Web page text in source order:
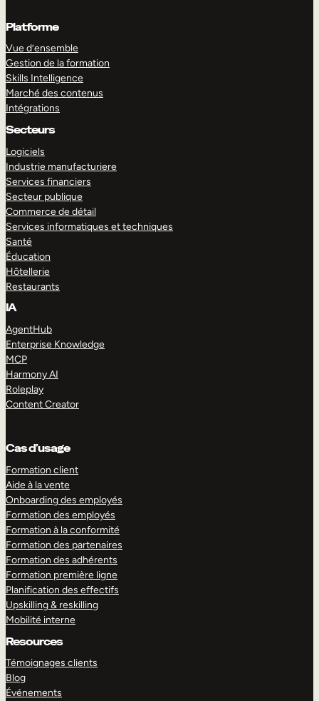
Platforme
Vue d’ensemble
Gestion de la formation
Skills Intelligence
Marché des contenus
Intégrations
Secteurs
Logiciels
Industrie manufacturiere
Services financiers
Secteur publique
Commerce de détail
Services informatiques et techniques
Santé
Éducation
Hôtellerie
Restaurants
IA
AgentHub
Enterprise Knowledge
MCP
Harmony AI
Roleplay
Content Creator
Cas d’usage
Formation client
Aide à la vente
Onboarding des employés
Formation des employés
Formation à la conformité
Formation des partenaires
Formation des adhérents
Formation première ligne
Planification des effectifs
Upskilling & reskilling
Mobilité interne
Resources
Témoignages clients
Blog
Événements